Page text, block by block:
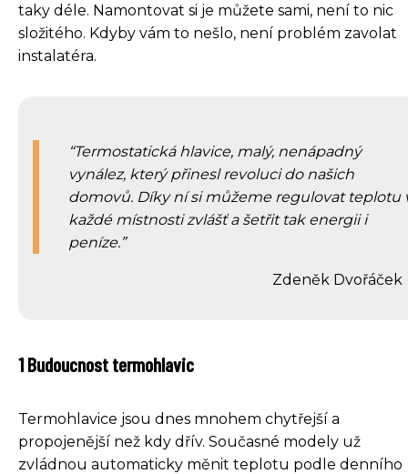
taky déle. Namontovat si je můžete sami, není to nic
složitého. Kdyby vám to nešlo, není problém zavolat
instalatéra.
Termostatická hlavice, malý, nenápadný
vynález, který přinesl revoluci do našich
domovů. Díky ní si můžeme regulovat teplotu
každé místnosti zvlášť a šetřit tak energii i
peníze.
Zdeněk Dvořáček
1 Budoucnost termohlavic
Termohlavice jsou dnes mnohem chytřejší a
propojenější než kdy dřív. Současné modely už
zvládnou automaticky měnit teplotu podle denního